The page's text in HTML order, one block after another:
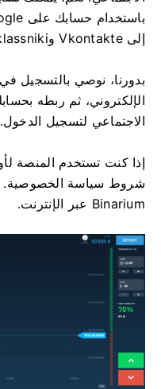
إلى Vkontakte وOdnoklassniki.
بدورنا، نوصي بالتسجيل
الإلكتروني، ثم ربطه
الاجتماعي لتسجيل الدخول.
إذا كنت تستخدم المنصة
شروط سياسة الخصوصية.
Binarium عبر الإنترنت.